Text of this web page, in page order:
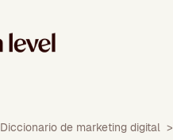
Diccionario de marketing digital >